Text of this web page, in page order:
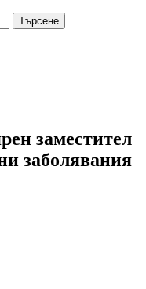
заместител
заболявания